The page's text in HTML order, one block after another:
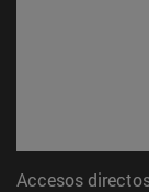
Accesos